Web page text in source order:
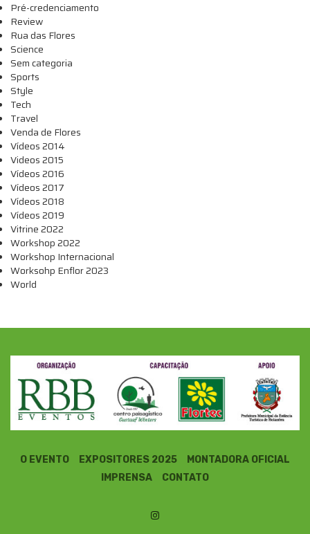
Pré-credenciamento
Review
Rua das Flores
Science
Sem categoria
Sports
Style
Tech
Travel
Venda de Flores
Vídeos 2014
Videos 2015
Vídeos 2016
Vídeos 2017
Vídeos 2018
Vídeos 2019
Vitrine 2022
Workshop 2022
Workshop Internacional
Worksohp Enflor 2023
World
O EVENTO EXPOSITORES 2025
MONTADORA OFICIAL
IMPRENSA
CONTATO